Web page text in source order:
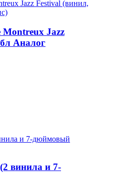
Jazz
Аналог
винила и 7-